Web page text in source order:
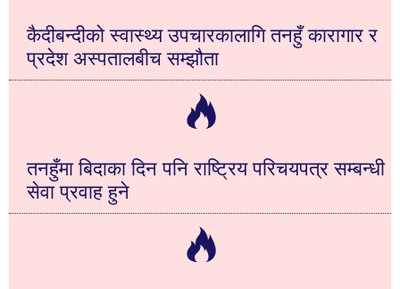
कैदीबन्दीको स्वास्थ्य उपचारकालागि तनहुँ कारागार र
प्रदेश अस्पतालबीच सम्झौता
तनहुँमा बिदाका दिन पनि राष्ट्रिय परिचयपत्र सम्बन्धी
सेवा प्रवाह हुने